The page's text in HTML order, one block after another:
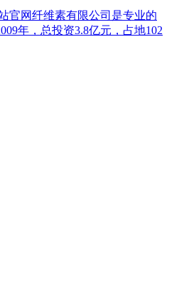
官网纤维素有限公司是专业的
年，总投资3.8亿元，占地102